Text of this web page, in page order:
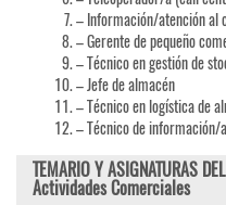
– Información/atención al
– Gerente de pequeño
– Técnico en gestión de
– Jefe de almacén
– Técnico en logística de
– Técnico de información/
TEMARIO Y ASIGNATURAS
Actividades Comerciales